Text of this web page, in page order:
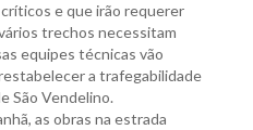
e que irão requerer
trechos necessitam
equipes técnicas vão
a trafegabilidade
São Vendelino.
as obras na estrada